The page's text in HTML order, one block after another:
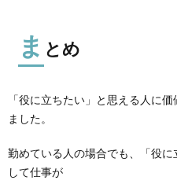
ま とめ
「役に立ちたい」と思える人に
ました。
勤めている人の場合でも、「役
して仕事が